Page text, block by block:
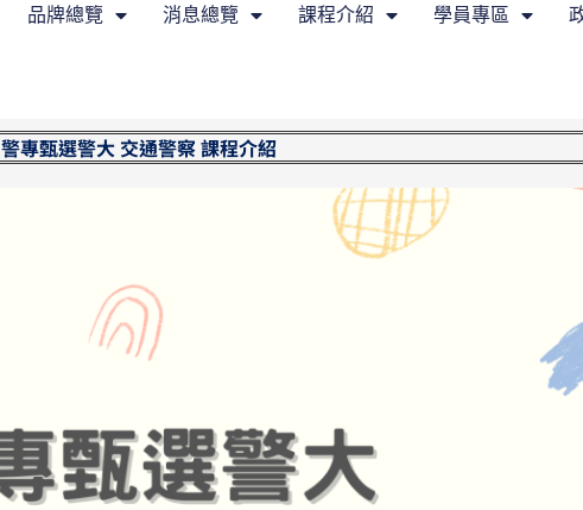
品牌總覽 消息總覽 課程介紹 學員專區
警專甄選警大 交通警察 課程介紹